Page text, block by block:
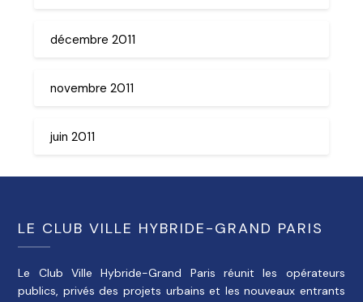
décembre 2011
novembre 2011
juin 2011
LE CLUB VILLE HYBRIDE-GRAND PARIS
Le Club Ville Hybride-Grand Paris réunit les opérateurs
publics, privés des projets urbains et les nouveaux entrants